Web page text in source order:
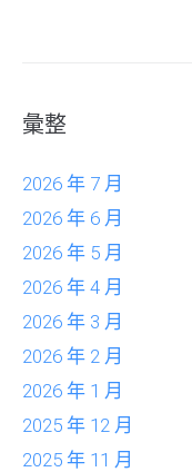
彙整
2026 年 7 月
2026 年 6 月
2026 年 5 月
2026 年 4 月
2026 年 3 月
2026 年 2 月
2026 年 1 月
2025 年 12 月
2025 年 11 月